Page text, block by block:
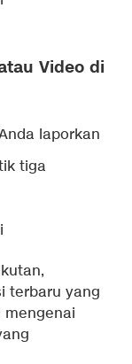
Video di
laporkan
tiga
terbaru yang